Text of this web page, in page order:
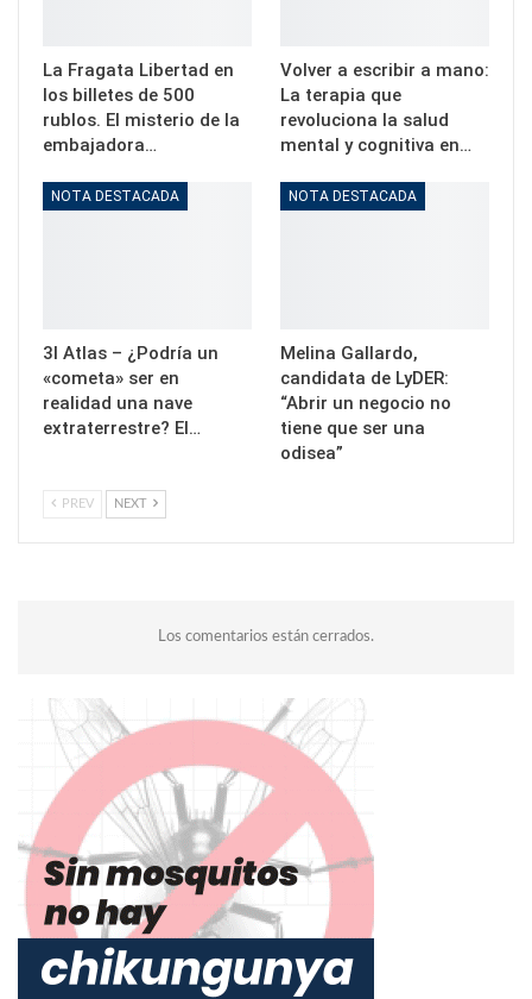
La Fragata Libertad en
los billetes de 500
rublos. El misterio de la
embajadora…
Volver a escribir a mano:
La terapia que
revoluciona la salud
mental y cognitiva en…
NOTA DESTACADA
3I Atlas – ¿Podría un
«cometa» ser en
realidad una nave
extraterrestre? El…
NOTA DESTACADA
Melina Gallardo,
candidata de LyDER:
“Abrir un negocio no
tiene que ser una
odisea”
PREV NEXT
Los comentarios están cerrados.